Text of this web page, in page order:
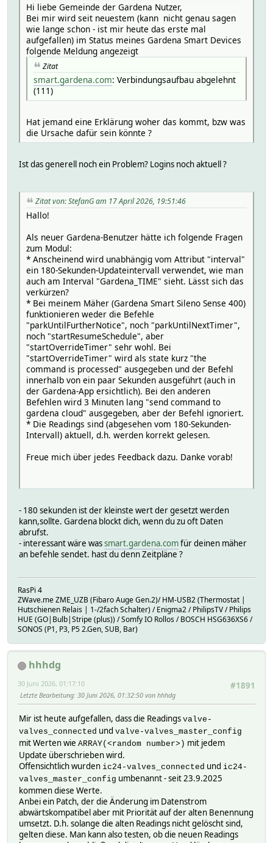
Hi liebe Gemeinde der Gardena Nutzer,
Bei mir wird seit neuestem (kann nicht genau sagen
wie lange schon - ist mir heute das erste mal
aufgefallen) im Status meines Gardena Smart Devices
folgende Meldung angezeigt
Zitat
smart.gardena.com: Verbindungsaufbau abgelehnt
(111)
Hat jemand eine Erklärung woher das kommt, bzw was
die Ursache dafür sein könnte ?
Ist das generell noch ein Problem? Logins noch aktuell ?
Zitat von: StefanG am 17 April 2026, 19:51:46
Hallo!
Als neuer Gardena-Benutzer hätte ich folgende Fragen
zum Modul:
* Anscheinend wird unabhängig vom Attribut "interval"
ein 180-Sekunden-Updateintervall verwendet, wie man
auch am Interval "Gardena_TIME" sieht. Lässt sich das
verkürzen?
* Bei meinem Mäher (Gardena Smart Sileno Sense 400)
funktionieren weder die Befehle
"parkUntilFurtherNotice", noch "parkUntilNextTimer",
noch "startResumeSchedule", aber
"startOverrideTimer" sehr wohl. Bei
"startOverrideTimer" wird als state kurz "the
command is processed" ausgegeben und der Befehl
innerhalb von ein paar Sekunden ausgeführt (auch in
der Gardena-App ersichtlich). Bei den anderen
Befehlen wird 3 Minuten lang "send command to
gardena cloud" ausgegeben, aber der Befehl ignoriert.
* Die Readings sind (abgesehen vom 180-Sekunden-
Intervall) aktuell, d.h. werden korrekt gelesen.
Freue mich über jedes Feedback dazu. Danke vorab!
- 180 sekunden ist der kleinste wert der gesetzt werden
kann,sollte. Gardena blockt dich, wenn du zu oft Daten
abrufst.
- interessant wäre wassmart.gardena.comfür deinen mäher
an befehle sendet. hast du denn Zeitpläne ?
RasPi 4
ZWave.me ZME_UZB (Fibaro Auge Gen.2)/ HM-USB2 (Thermostat |
Hutschienen Relais | 1-/2fach Schalter) / Enigma2 / PhilipsTV / Philips
HUE (GO|Bulb|Stripe (plus)) / Somfy IO Rollos / BOSCH HSG636XS6 /
SONOS (P1, P3, P5 2.Gen, SUB, Bar)
hhhdg
#1891
30 Juni 2026, 01:17:10
Letzte Bearbeitung: 30 Juni 2026, 01:32:50 von hhhdg
Mir ist heute aufgefallen, dass die Readings valve-
valves_connected und valve-valves_master_config
mit Werten wie ARRAY(<random number>) mit jedem
Update überschrieben wird.
Offensichtlich wurden ic24-valves_connected und ic24-
valves_master_config umbenannt - seit 23.9.2025
kommen diese Werte.
Anbei ein Patch, der die Änderung im Datenstrom
abwärtskompatibel aber mit Priorität auf der alten Benennung
umsetzt. D.h. solange die alten Readings nicht gelöscht sind,
gelten diese. Man kann also testen, ob die neuen Readings